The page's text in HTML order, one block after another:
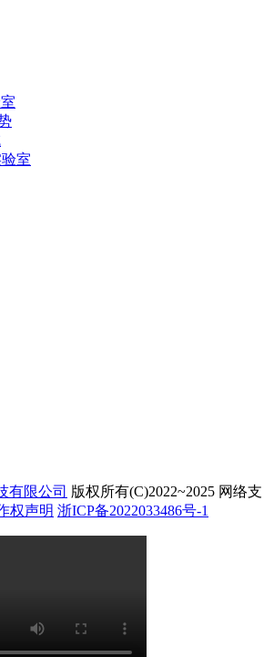
室
有限公司 版权所有(C)2022~2025 网络支
权声明 浙ICP备2022033486号-1